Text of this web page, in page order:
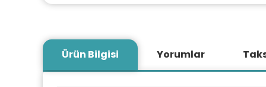
Ürün Bilgisi Yorumlar